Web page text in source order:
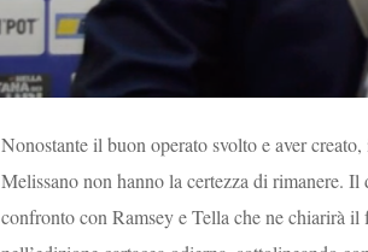
Nonostante il buon operato svolto e aver
Melissano non hanno la certezza di rimanere.
confronto con Ramsey e Tella che ne chiarirà